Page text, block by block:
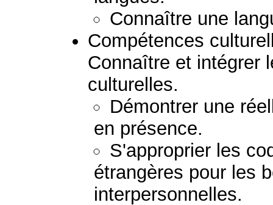
Connaître une
Compétences
Connaître et intégrer
culturelles.
Démontrer une
en présence.
S'approprier les
étrangères pour les
interpersonnelles.